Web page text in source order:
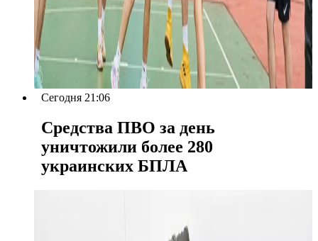
Сегодня 21:06
Средства ПВО за день
уничтожили более 280
украинских БПЛА